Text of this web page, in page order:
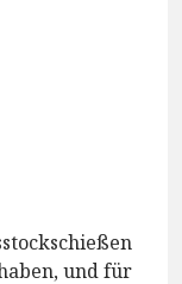
und für